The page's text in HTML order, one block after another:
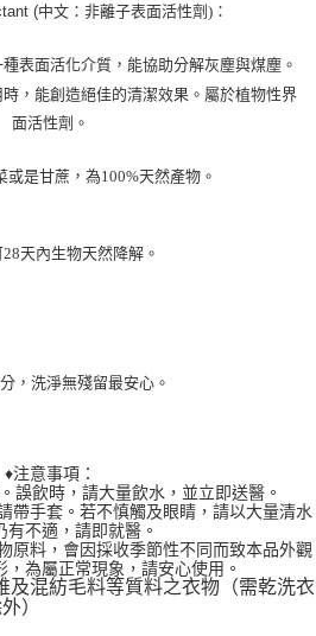
(中文：非離子表面活性劑 )：
表面活化介質，能協助分解灰塵與煤塵。
，能創造絕佳的清潔效果。屬於植物性界
面活性劑。
或是甘蔗，為100%天然產物。
28天內生物天然降解。
，洗淨無殘留最安心。
♦注意事項：
誤飲時，請大量飲水，並立即送醫。
。若不慎觸及眼睛，請以大量清水
有不適，請即就醫。
會因採收季節性不同而致本品外觀
為屬正常現象，請安心使用。
及混紡毛料等質料之衣物（需乾洗衣
）